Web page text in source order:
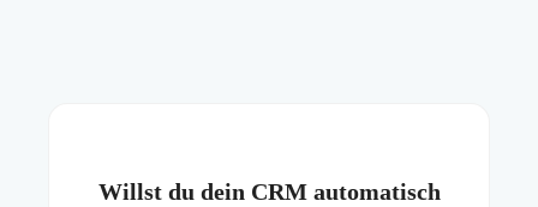
Willst du dein CRM automatisch